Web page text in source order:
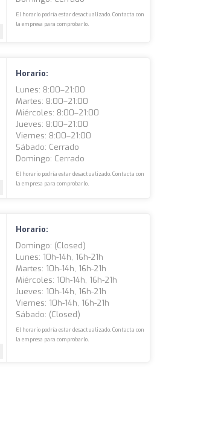
El horario podría estar desactualizado. Contacta con
la empresa para comprobarlo.
Horario:
Lunes: 8:00–21:00
Martes: 8:00–21:00
Miércoles: 8:00–21:00
Jueves: 8:00–21:00
Viernes: 8:00–21:00
Sábado: Cerrado
Domingo: Cerrado
El horario podría estar desactualizado. Contacta con
la empresa para comprobarlo.
Horario:
Domingo: (closed)
Lunes: 10h-14h, 16h-21h
Martes: 10h-14h, 16h-21h
Miércoles: 10h-14h, 16h-21h
Jueves: 10h-14h, 16h-21h
Viernes: 10h-14h, 16h-21h
Sábado: (closed)
El horario podría estar desactualizado. Contacta con
la empresa para comprobarlo.